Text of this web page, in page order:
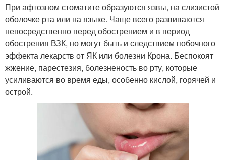
При афтозном стоматите образуются язвы, на слизистой
оболочке рта или на языке. Чаще всего развиваются
непосредственно перед обострением и в период
обострения ВЗК, но могут быть и следствием побочного
эффекта лекарств от ЯК или болезни Крона. Беспокоят
жжение, парестезия, болезненость во рту, которые
усиливаются во время еды, особенно кислой, горячей и
острой.